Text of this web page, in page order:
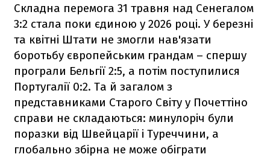
Складна перемога 31 травня над Сенегалом
3:2 стала поки єдиною у 2026 році. У березні
та квітні Штати не змогли нав'язати
боротьбу європейським грандам – спершу
програли Бельгії 2:5, а потім поступилися
Португалії 0:2. Та й загалом з
представниками Старого Світу у Почеттіно
справи не складаються: минулоріч були
поразки від Швейцарії і Туреччини, а
глобально збірна не може обіграти